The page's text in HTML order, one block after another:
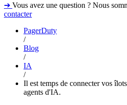
➔ Vous avez une question ? Nous
contacter
PagerDuty
/
Blog
/
IA
/
Il est temps de connecter vos
agents d'IA.